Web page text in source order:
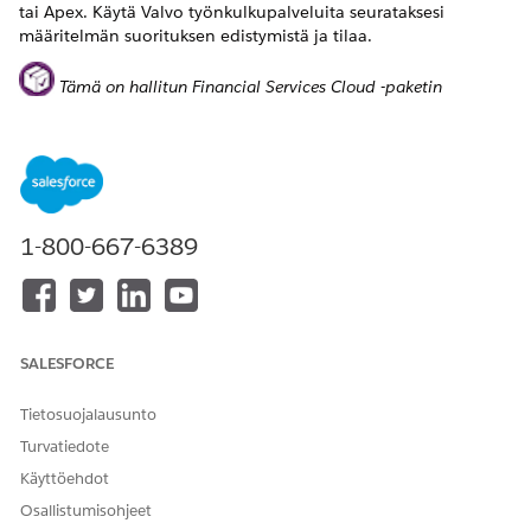
tai Apex. Käytä Valvo työnkulkupalveluita seurataksesi
määritelmän suorituksen edistymistä ja tilaa.
Tämä on hallitun Financial Services Cloud -paketin
HUOMAUTUSDatan käsittelyjärjestelmä ei ole käytettävissä
palvelussa.
Automaattisesti käynnistyvän kulun käyttäminen datan
paketti)
automaattisesti käynnistyvään kulkuun. Suorita sitten
kulku manuaalisesti tai kutsu sitä Apexilla, prosesseilla tai
REST API:lla. Voit kloonata ja käyttää tarjottua datan
1-800-667-6389
SALESFORCE
Tietosuojalausunto
Turvatiedote
Käyttöehdot
Osallistumisohjeet